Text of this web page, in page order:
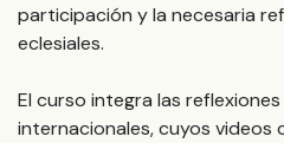
participación y la necesaria
eclesiales.
El curso integra las
internacionales, cuyos videos